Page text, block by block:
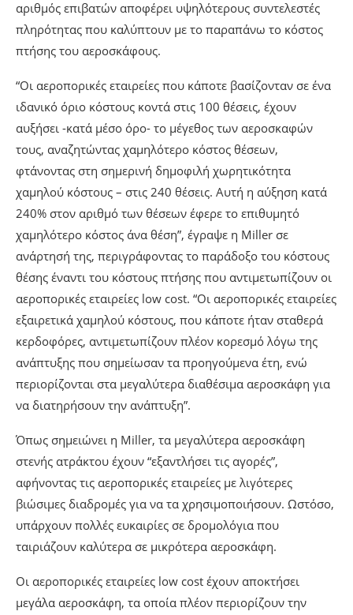
αριθμός επιβατών αποφέρει υψηλότερους συντελεστές
πληρότητας που καλύπτουν με το παραπάνω το κόστος
πτήσης του αεροσκάφους.
“Οι αεροπορικές εταιρείες που κάποτε βασίζονταν σε ένα
ιδανικό όριο κόστους κοντά στις 100 θέσεις, έχουν
αυξήσει -κατά μέσο όρο- το μέγεθος των αεροσκαφών
τους, αναζητώντας χαμηλότερο κόστος θέσεων,
φτάνοντας στη σημερινή δημοφιλή χωρητικότητα
χαμηλού κόστους – στις 240 θέσεις. Αυτή η αύξηση κατά
240% στον αριθμό των θέσεων έφερε το επιθυμητό
χαμηλότερο κόστος άνα θέση”, έγραψε η Miller σε
ανάρτησή της, περιγράφοντας το παράδοξο του κόστους
θέσης έναντι του κόστους πτήσης που αντιμετωπίζουν οι
αεροπορικές εταιρείες low cost. “Οι αεροπορικές εταιρείες
εξαιρετικά χαμηλού κόστους, που κάποτε ήταν σταθερά
κερδοφόρες, αντιμετωπίζουν πλέον κορεσμό λόγω της
ανάπτυξης που σημείωσαν τα προηγούμενα έτη, ενώ
περιορίζονται στα μεγαλύτερα διαθέσιμα αεροσκάφη για
να διατηρήσουν την ανάπτυξη”.
Όπως σημειώνει η Miller, τα μεγαλύτερα αεροσκάφη
στενής ατράκτου έχουν “εξαντλήσει τις αγορές”,
αφήνοντας τις αεροπορικές εταιρείες με λιγότερες
βιώσιμες διαδρομές για να τα χρησιμοποιήσουν. Ωστόσο,
υπάρχουν πολλές ευκαιρίες σε δρομολόγια που
ταιριάζουν καλύτερα σε μικρότερα αεροσκάφη.
Οι αεροπορικές εταιρείες low cost έχουν αποκτήσει
μεγάλα αεροσκάφη, τα οποία πλέον περιορίζουν την